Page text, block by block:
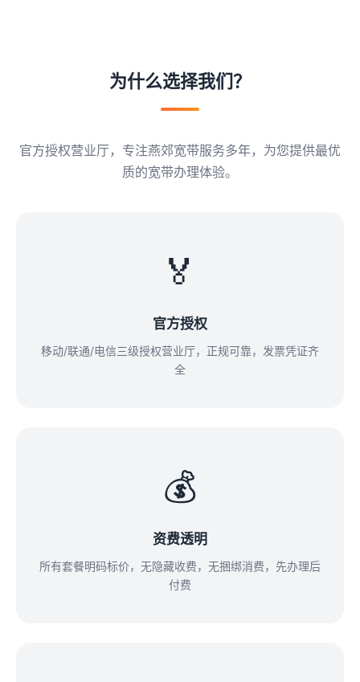
为什么选择我们？
官方授权营业厅，专注燕郊宽带服务多年，为您提供最优
质的宽带办理体验。
🏅
官方授权
移动/联通/电信三级授权营业厅，正规可靠，发票凭证齐
全
💰
资费透明
所有套餐明码标价，无隐藏收费，无捆绑消费，先办理后
付费